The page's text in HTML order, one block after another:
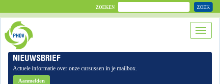
ZOEKEN ZOEK
NIEUWSBRIEF
Actuele informatie over onze cursussen in je mailbox.
Aanmelden